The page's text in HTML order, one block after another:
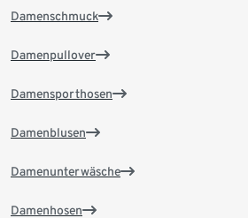
Damenschmuck
Damenpullover
Damensporthosen
Damenblusen
Damenunterwäsche
Damenhosen